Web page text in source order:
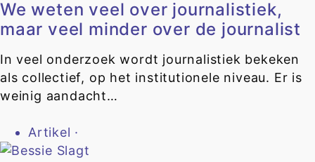
We weten veel over journalistiek,
maar veel minder over de journalist
In veel onderzoek wordt journalistiek bekeken
als collectief, op het institutionele niveau. Er is
weinig aandacht…
Artikel ·